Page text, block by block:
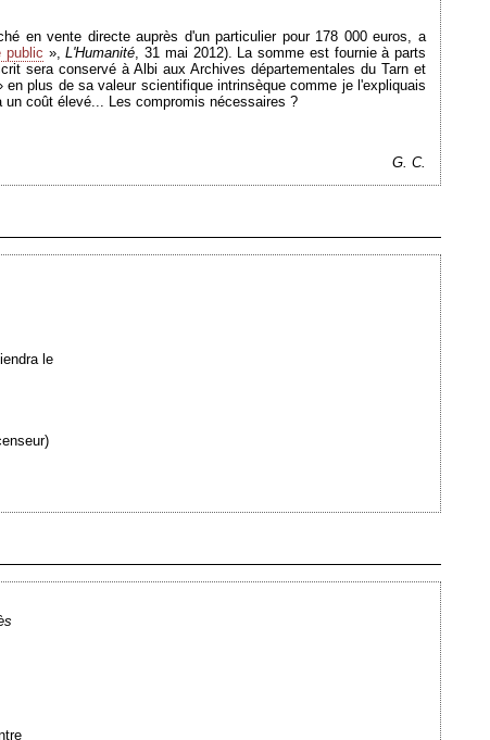
en vente directe auprès d'un particulier pour 178 000 euros, a
public »,L'Humanité, 31 mai 2012). La somme est fournie à parts
sera conservé à Albi aux Archives départementales du Tarn et
plus de sa valeur scientifique intrinsèque comme je l'expliquais
coût élevé... Les compromis nécessaires ?
G. C.
le